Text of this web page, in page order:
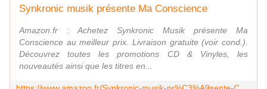
Synkronic musik présente Ma Conscience
Amazon.fr : Achetez Synkronic Musik présente Ma
Conscience au meilleur prix. Livraison gratuite (voir cond.).
Découvrez toutes les promotions CD & Vinyles, les
nouveautés ainsi que les titres en...